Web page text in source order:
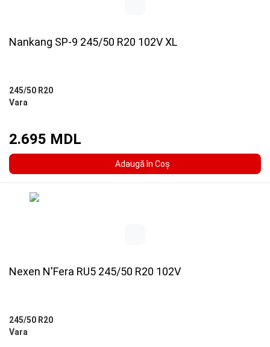
Nankang SP-9 245/50 R20 102V XL
245/50 R20
Vara
2.695 MDL
Adaugă în Coş
Nexen N'Fera RU5 245/50 R20 102V
245/50 R20
Vara